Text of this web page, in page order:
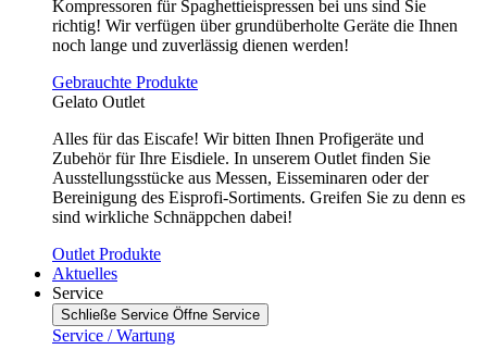
Kompressoren für Spaghettieispressen bei uns sind Sie
richtig! Wir verfügen über grundüberholte Geräte die Ihnen
noch lange und zuverlässig dienen werden!
Gebrauchte Produkte
Gelato Outlet
Alles für das Eiscafe! Wir bitten Ihnen Profigeräte und
Zubehör für Ihre Eisdiele. In unserem Outlet finden Sie
Ausstellungsstücke aus Messen, Eisseminaren oder der
Bereinigung des Eisprofi-Sortiments. Greifen Sie zu denn es
sind wirkliche Schnäppchen dabei!
Outlet Produkte
Aktuelles
Service
Schließe Service Öffne Service
Service / Wartung